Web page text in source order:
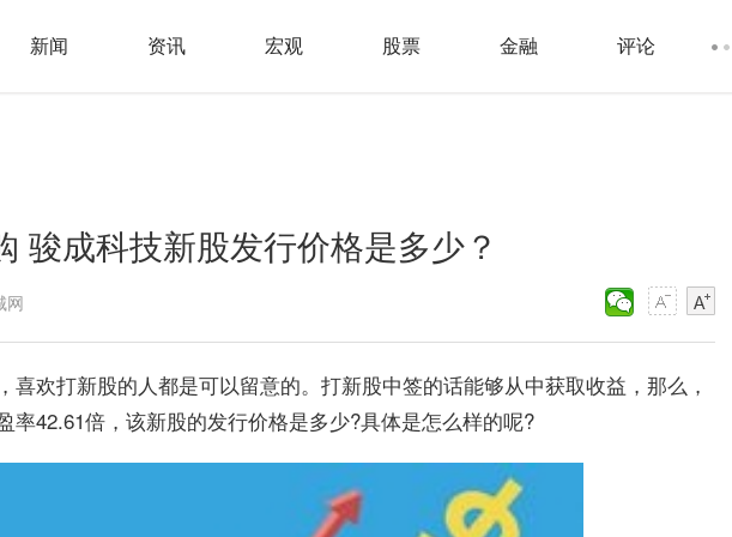
新闻 资讯 宏观 股票 金融 评论
骏成科技新股发行价格是多少？
网
喜欢打新股的人都是可以留意的。打新股中签的话能够从中获取收益，那么，
率42.61倍，该新股的发行价格是多少?具体是怎么样的呢?